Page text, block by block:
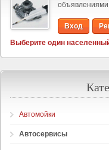
Вход
Выберите один
Автомойки
Автосервисы